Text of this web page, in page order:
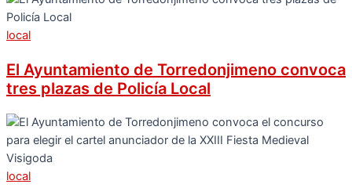
local
El Ayuntamiento de Torredonjimeno convoca
tres plazas de Policía Local
local